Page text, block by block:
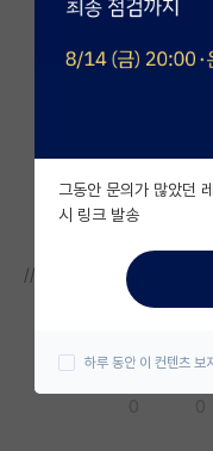
전체글보기
베스트 게시판
자유 게시판(아무개
미국 유학 게시판
미국 대학원 합격
대학원생 모집 게시판
연구실(PI) 홍보 게
//
그동안 문의가 많았던
시 링크 발송
하루 동안 이 컨텐츠 보